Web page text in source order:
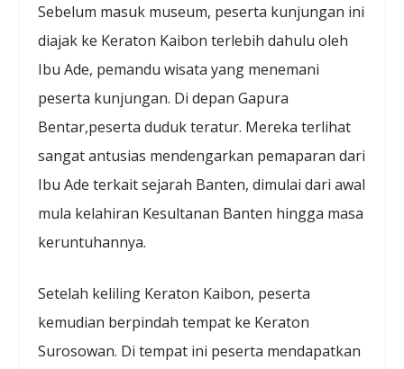
Sebelum masuk museum, peserta kunjungan ini
diajak ke Keraton Kaibon terlebih dahulu oleh
Ibu Ade, pemandu wisata yang menemani
peserta kunjungan. Di depan Gapura
Bentar,peserta duduk teratur. Mereka terlihat
sangat antusias mendengarkan pemaparan dari
Ibu Ade terkait sejarah Banten, dimulai dari awal
mula kelahiran Kesultanan Banten hingga masa
keruntuhannya.
Setelah keliling Keraton Kaibon, peserta
kemudian berpindah tempat ke Keraton
Surosowan. Di tempat ini peserta mendapatkan